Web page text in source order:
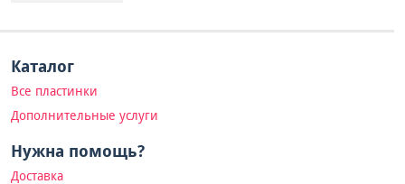
Каталог
Все пластинки
Дополнительные услуги
Нужна помощь?
Доставка